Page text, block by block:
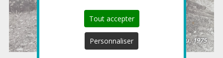
Tout accepter
Personnaliser